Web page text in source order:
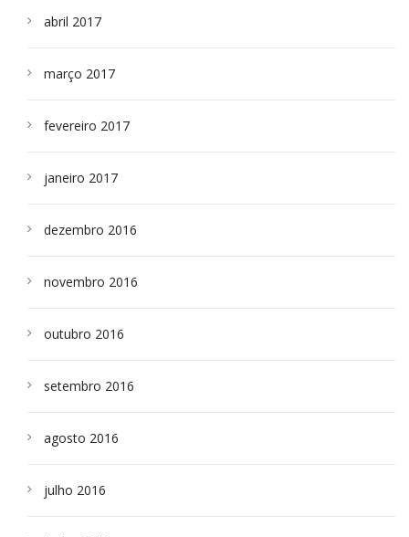
abril 2017
março 2017
fevereiro 2017
janeiro 2017
dezembro 2016
novembro 2016
outubro 2016
setembro 2016
agosto 2016
julho 2016